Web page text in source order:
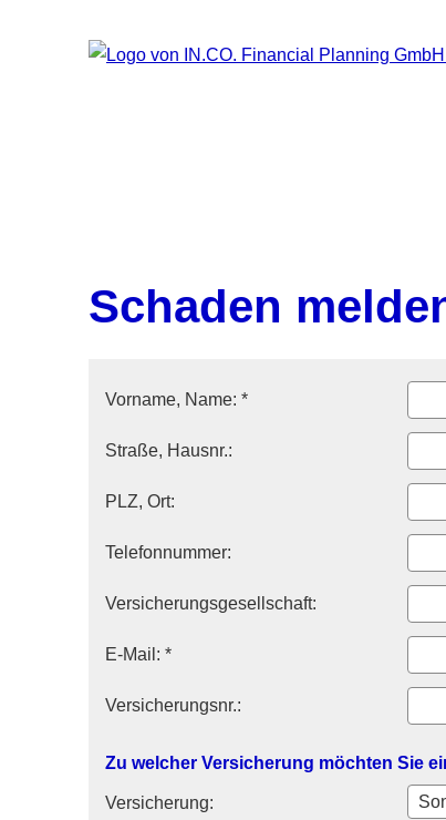
Schaden
Vorname, Name: *
Straße, Hausnr.:
PLZ, Ort:
Telefonnummer:
Versicherungsgesellschaft:
E-Mail: *
Versicherungsnr.:
Zu welcher Versicherung möchten Sie
Versicherung: